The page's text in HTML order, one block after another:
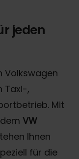
jeden
Volkswagen
Taxi-,
Mit
VW
Ihnen
für die